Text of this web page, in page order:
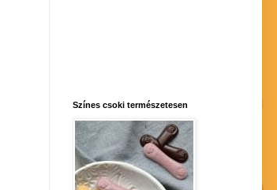
Színes csoki természetesen